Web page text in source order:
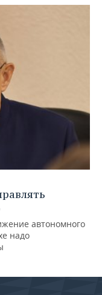
автономного
надо